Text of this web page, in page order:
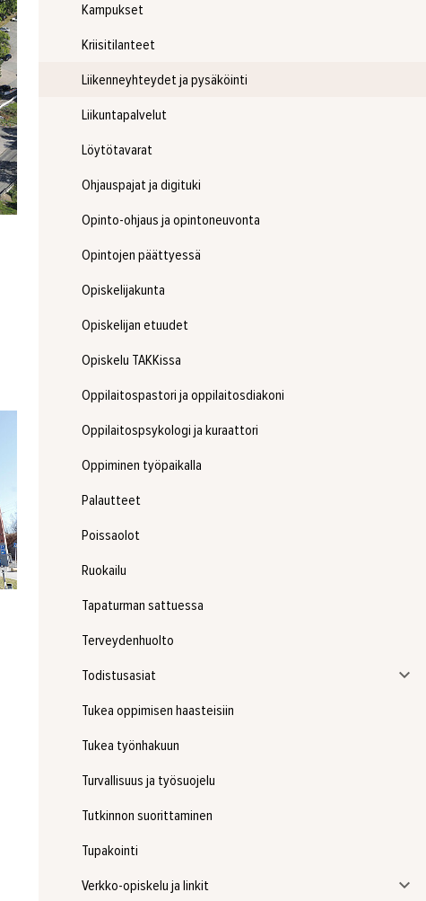
Kampukset
Kriisitilanteet
Liikenneyhteydet ja pysäköinti
Liikuntapalvelut
Löytötavarat
Ohjauspajat ja digituki
Opinto-ohjaus ja opintoneuvonta
Opintojen päättyessä
Opiskelijakunta
Opiskelijan etuudet
Opiskelu TAKKissa
Oppilaitospastori ja oppilaitosdiakoni
Oppilaitospsykologi ja kuraattori
Oppiminen työpaikalla
Palautteet
Poissaolot
Ruokailu
Tapaturman sattuessa
Terveydenhuolto
Todistusasiat
Tukea oppimisen haasteisiin
Tukea työnhakuun
Turvallisuus ja työsuojelu
Tutkinnon suorittaminen
Tupakointi
Verkko-opiskelu ja linkit